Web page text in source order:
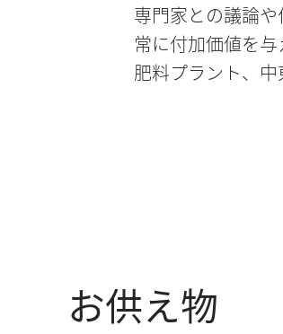
専門家との議論
常に付加価値を
肥料プラント、中
お供え物